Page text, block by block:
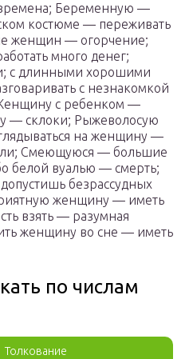
Беременную —
костюме — переживать
женщин — огорчение;
много денег;
с длинными хорошими
с незнакомкой
с ребенком —
— склоки; Рыжеволосую
на женщину —
Смеющуюся — большие
белой вуалью — смерть;
безрассудных
женщину — иметь
взять — разумная
женщину во сне — иметь
по числам
Толкование